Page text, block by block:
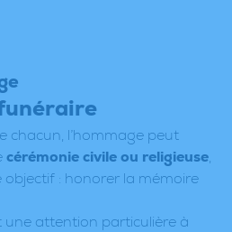
chacun, l’hommage peut
cérémonie civile ou religieuse,
: honorer la mémoire
une attention particulière à